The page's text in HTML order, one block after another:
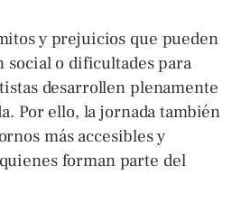
y prejuicios que pueden
social o dificultades para
desarrollen plenamente
Por ello, la jornada también
más accesibles y
forman parte del